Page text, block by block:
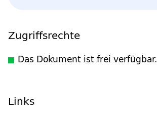
Zugriffsrechte
Das Dokument ist frei verfügbar.
Links